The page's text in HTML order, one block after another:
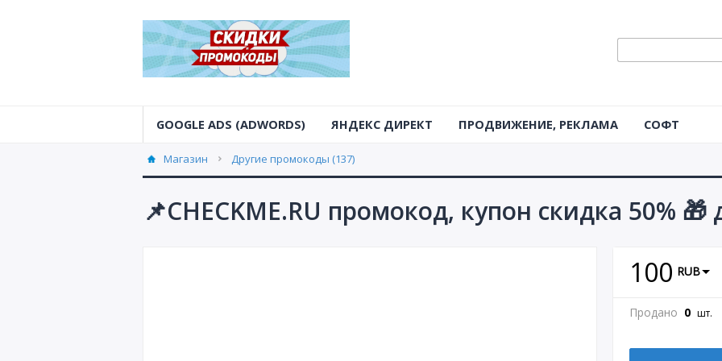
GOOGLE ADS (ADWORDS) ЯНДЕКС ДИРЕКТ ПРОДВИЖЕНИЕ, РЕКЛАМА СОФТ
Магазин Другие промокоды (137)
📌CHECKME.RU промокод, купон скидка 50% 🎁
100 RUB
Продано 0 шт.